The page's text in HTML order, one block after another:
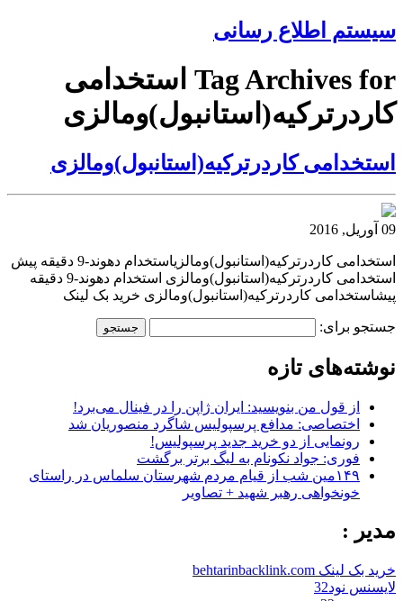
سیستم اطلاع رسانی
Tag Archives for استخدامی
کاردرترکیه(استانبول)ومالزی
استخدامی کاردرترکیه(استانبول)ومالزی
09 آوریل, 2016
استخدامی کاردرترکیه(استانبول)ومالزیاستخدام دهوند-9 دقیقه پیش
استخدامی کاردرترکیه(استانبول)ومالزی استخدام دهوند-9 دقیقه
پیشاستخدامی کاردرترکیه(استانبول)ومالزی خرید بک لینک
جستجو برای:
نوشته‌های تازه
از قول من بنویسید: ایران ژاپن را در فینال می‌برد!
اختصاصی: مدافع پرسپولیس شاگرد منصوریان شد
رونمایی از دو خرید جدید پرسپولیس!
فوری: جواد نکونام به لیگ برتر برگشت
۱۴۹مین شب از قیام مردم شهرستان سلماس در راستای
خونخواهی رهبر شهید + تصاویر
مدیر :
خرید بک لینک behtarinbacklink.com
لایسنس نود32